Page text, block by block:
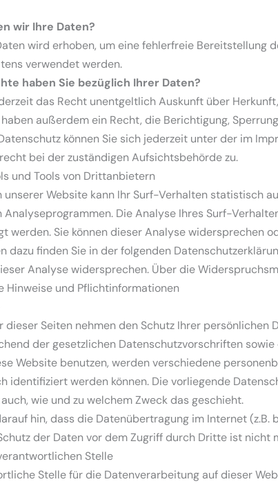
wir Ihre Daten?
wird erhoben, um eine fehlerfreie Bereitstellung
verwendet werden.
haben Sie bezüglich Ihrer Daten?
das Recht unentgeltlich Auskunft über
außerdem ein Recht, die Berichtigung,
können Sie sich jederzeit unter der im
bei der zuständigen Aufsichtsbehörde zu.
und Tools von Drittanbietern
unserer Website kann Ihr Surf-Verhalten statistisch
Analyseprogrammen. Die Analyse Ihres Surf-
werden. Sie können dieser Analyse widersprechen
dazu finden Sie in der folgenden
Analyse widersprechen. Über die
Hinweise und Pflichtinformationen
dieser Seiten nehmen den Schutz Ihrer
der gesetzlichen Datenschutzvorschriften
Website benutzen, werden verschiedene
identifiziert werden können. Die vorliegende
wie und zu welchem Zweck das geschieht.
hin, dass die Datenübertragung im Internet
der Daten vor dem Zugriff durch Dritte ist nicht
Stelle
Stelle für die Datenverarbeitung auf dieser